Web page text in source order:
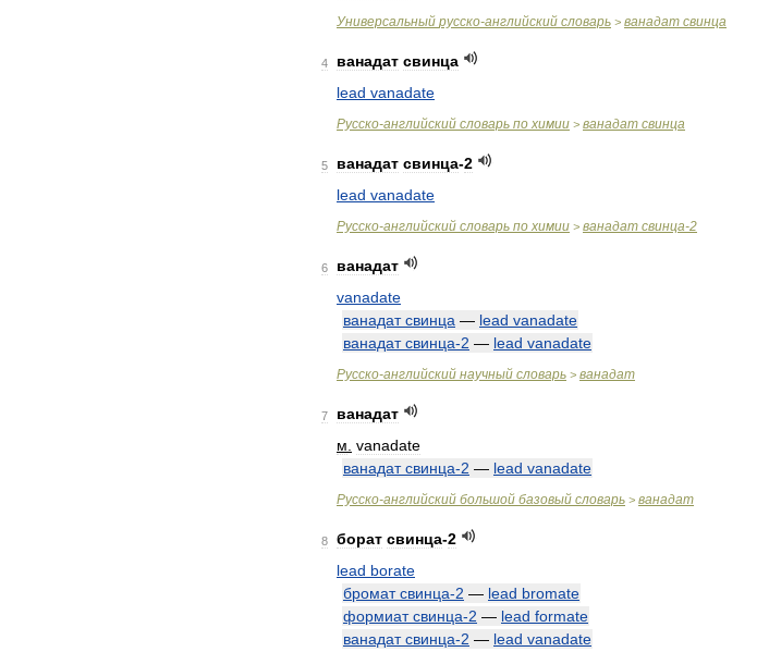
Универсальный русско-английский словарь > ванадат свинца
4 ванадат свинца
lead vanadate
Русско-английский словарь по химии > ванадат свинца
5 ванадат свинца-2
lead vanadate
Русско-английский словарь по химии > ванадат свинца-2
6
ванадат
vanadate
ванадат свинца — lead vanadate
ванадат свинца-2 — lead vanadate
Русско-английский научный словарь > ванадат
7
ванадат
м vanadate
ванадат свинца-2 — lead vanadate
Русско-английский большой базовый словарь > ванадат
8 борат свинца-2
lead borate
бромат свинца-2 — lead bromate
формиат свинца-2 — lead formate
ванадат свинца-2 — lead vanadate